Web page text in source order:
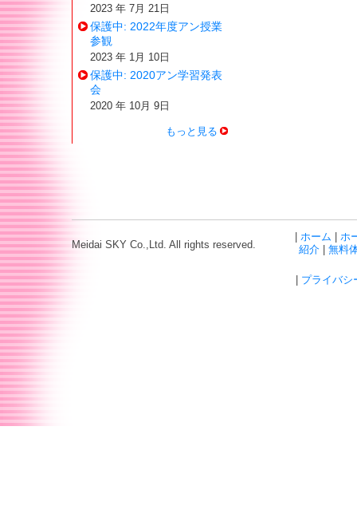
2023 年 7月 21日
保護中: 2022年度アン授業
参観
2023 年 1月 10日
保護中: 2020アン学習発表
会
2020 年 10月 9日
もっと見る
Meidai SKY Co.,Ltd. All rights reserved.
ホーム
ホ
紹介
無料
プライバシ